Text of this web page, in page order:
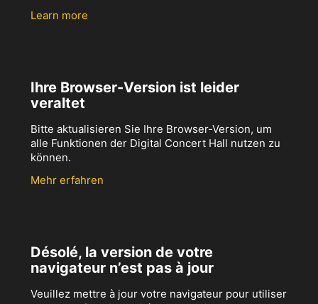
Learn more
Ihre Browser-Version ist leider
veraltet
Bitte aktualisieren Sie Ihre Browser-Version, um
alle Funktionen der Digital Concert Hall nutzen zu
können.
Mehr erfahren
Désolé, la version de votre
navigateur n’est pas à jour
Veuillez mettre à jour votre navigateur pour utiliser